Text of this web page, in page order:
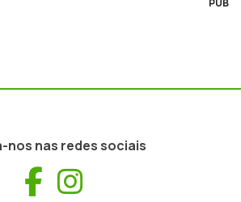
PUB
nos nas redes sociais
Facebook